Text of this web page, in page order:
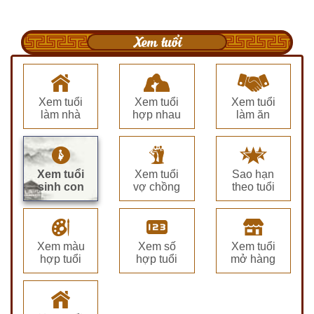
Xem tuổi
Xem tuổi
làm nhà
Xem tuổi
hợp nhau
Xem tuổi
làm ăn
Xem tuổi
sinh con
Xem tuổi
vợ chồng
Sao hạn
theo tuổi
Xem màu
hợp tuổi
Xem số
hợp tuổi
Xem tuổi
mở hàng